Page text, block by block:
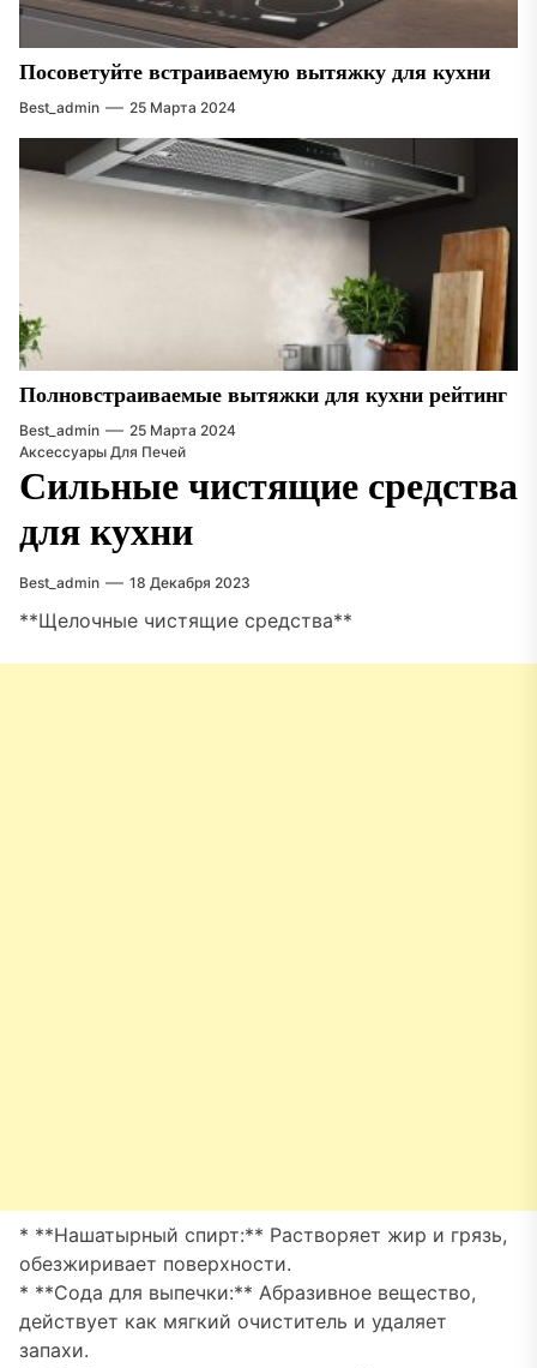
Посоветуйте встраиваемую вытяжку для кухни
Best_admin 25 Марта 2024
Полновстраиваемые вытяжки для кухни рейтинг
Best_admin
25 Марта 2024
Аксессуары Для Печей
Сильные чистящие средства
для кухни
Best_admin 18 Декабря 2023
**Щелочные чистящие средства**
* **Нашатырный спирт:** Растворяет жир и грязь,
обезжиривает поверхности.
* **Сода для выпечки:** Абразивное вещество,
действует как мягкий очиститель и удаляет
запахи.